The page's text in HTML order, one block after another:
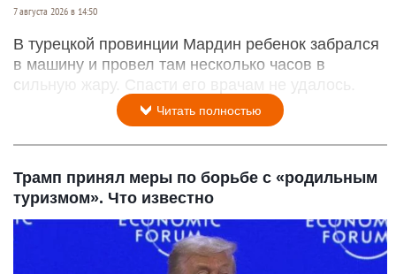
7 августа 2026 в 14:50
В турецкой провинции Мардин ребенок забрался
в машину и провел там несколько часов в
сильную жару. Спасти его врачам не удалось.
Читать полностью
Трамп принял меры по борьбе с «родильным
туризмом». Что известно